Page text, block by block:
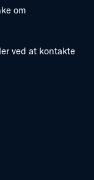
om
ved at kontakte